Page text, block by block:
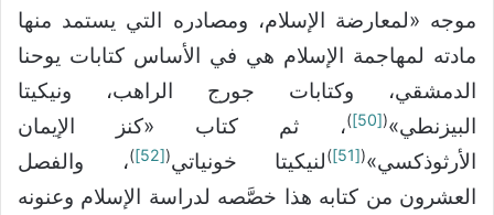
موجه «لمعارضة الإسلام، ومصادره التي يستمد منها
مادته لمهاجمة الإسلام هي في الأساس كتابات يوحنا
الدمشقي، وكتابات جورج الراهب، ونيكيتا
البيزنطي»(
[50]
)، ثم كتاب «كنز الإيمان
الأرثوذكسي»(
[51]
)لنيكيتا خونياتي(
[52]
)، والفصل
العشرون من كتابه هذا خصَّصه لدراسة الإسلام وعنونه